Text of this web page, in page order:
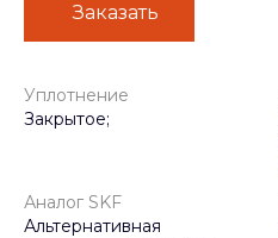
Заказать
Уплотнение
Закрытое;
Аналог SKF
Альтернативная